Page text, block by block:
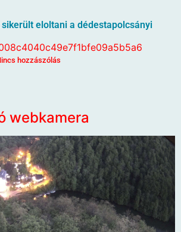
eloltani a dédestapolcsányi
hozzászólás
webkamera